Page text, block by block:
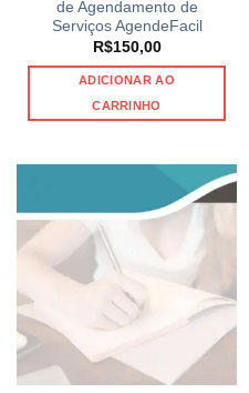
de Agendamento de
Serviços AgendeFacil
R$150,00
ADICIONAR AO
CARRINHO